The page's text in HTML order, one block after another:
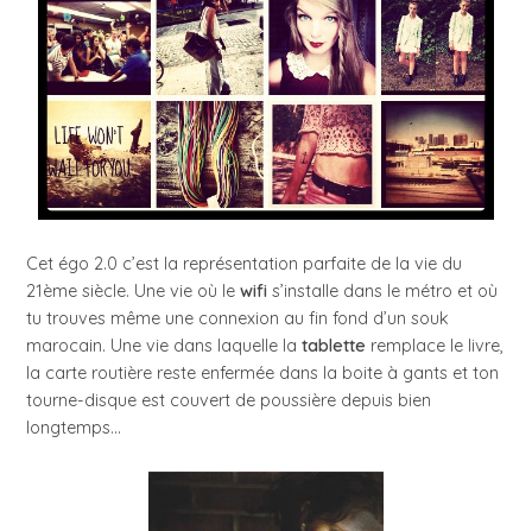
Cet égo 2.0 c’est la représentation parfaite de la vie du
21ème siècle. Une vie où lewifi s’installe dans le métro et où
tu trouves même une connexion au fin fond d’un souk
marocain. Une vie dans laquelle latablette remplace le livre,
la carte routière reste enfermée dans la boite à gants et ton
tourne-disque est couvert de poussière depuis bien
longtemps…